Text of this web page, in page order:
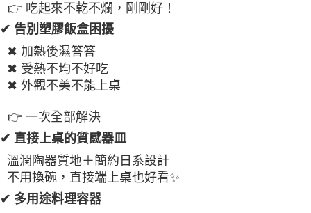
👉 吃起來不乾不爛，剛剛好！
✔ 告別塑膠飯盒困擾
✖ 加熱後濕答答
✖ 受熱不均不好吃
✖ 外觀不美不能上桌
👉 一次全部解決
✔ 直接上桌的質感器皿
溫潤陶器質地＋簡約日系設計
不用換碗，直接端上桌也好看✨
✔ 多用途料理容器